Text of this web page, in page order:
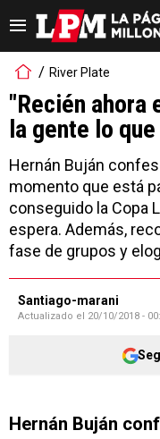
River Plate
"Recién ahora
la gente lo
Hernán Buján
momento que está
conseguido la Copa
espera. Además,
fase de grupos y
Santiago-marani
Actualizado el 20/10/2018 -
Hernán Buján